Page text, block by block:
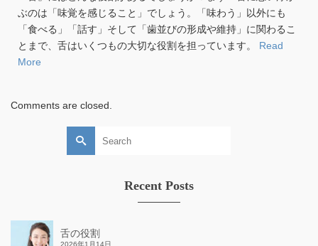
ぶのは「味覚を感じること」でしょう。「味わう」以外にも
「食べる」「話す」そして「歯並びの形成や維持」に関わるこ
とまで、舌はいくつもの大切な役割を担っています。 Read
More
Comments are closed.
Search
for:
Recent Posts
舌の役割
2026年1月14日